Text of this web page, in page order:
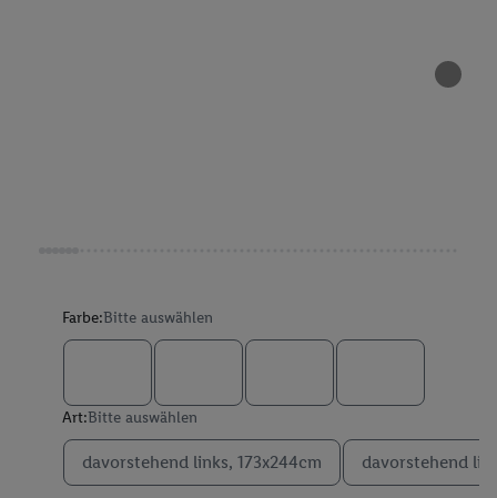
Farbe:Bitte auswählen
Art:Bitte auswählen
davorstehend links, 173x244cm davorstehend